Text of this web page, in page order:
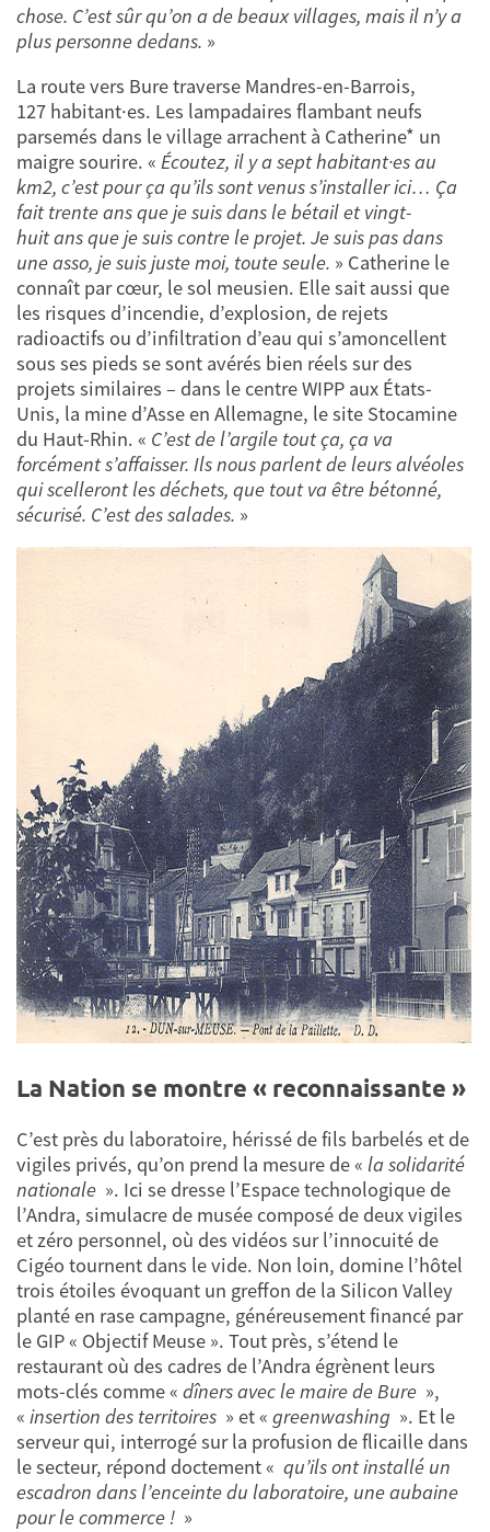
chose. C’est sûr qu’on a de beaux villages, mais il n’y a
plus personne dedans. »
La route vers Bure traverse Mandres-en-Barrois,
127 habitant·es. Les lampadaires flambant neufs
parsemés dans le village arrachent à Catherine* un
maigre sourire. « Écoutez, il y a sept habitant·es au
km2, c’est pour ça qu’ils sont venus s’installer ici… Ça
fait trente ans que je suis dans le bétail et vingt-
huit ans que je suis contre le projet. Je suis pas dans
une asso, je suis juste moi, toute seule. » Catherine le
connaît par cœur, le sol meusien. Elle sait aussi que
les risques d’incendie, d’explosion, de rejets
radioactifs ou d’infiltration d’eau qui s’amoncellent
sous ses pieds se sont avérés bien réels sur des
projets similaires – dans le centre WIPP aux États-
Unis, la mine d’Asse en Allemagne, le site Stocamine
du Haut-Rhin. « C’est de l’argile tout ça, ça va
forcément s’affaisser. Ils nous parlent de leurs alvéoles
qui scelleront les déchets, que tout va être bétonné,
sécurisé. C’est des salades. »
La Nation se montre « reconnaissante »
C’est près du laboratoire, hérissé de fils barbelés et de
vigiles privés, qu’on prend la mesure de « la solidarité
nationale ». Ici se dresse l’Espace technologique de
l’Andra, simulacre de musée composé de deux vigiles
et zéro personnel, où des vidéos sur l’innocuité de
Cigéo tournent dans le vide. Non loin, domine l’hôtel
trois étoiles évoquant un greffon de la Silicon Valley
planté en rase campagne, généreusement financé par
le GIP « Objectif Meuse ». Tout près, s’étend le
restaurant où des cadres de l’Andra égrènent leurs
mots-clés comme « dîners avec le maire de Bure »,
« insertion des territoires » et « greenwashing ». Et le
serveur qui, interrogé sur la profusion de flicaille dans
le secteur, répond doctement « qu’ils ont installé un
escadron dans l’enceinte du laboratoire, une aubaine
pour le commerce ! »